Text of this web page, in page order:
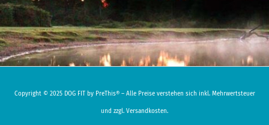
Copyright © 2025 DOG FIT by PreThis® – Alle Preise verstehen sich inkl. Mehrwertsteuer
und zzgl. Versandkosten.